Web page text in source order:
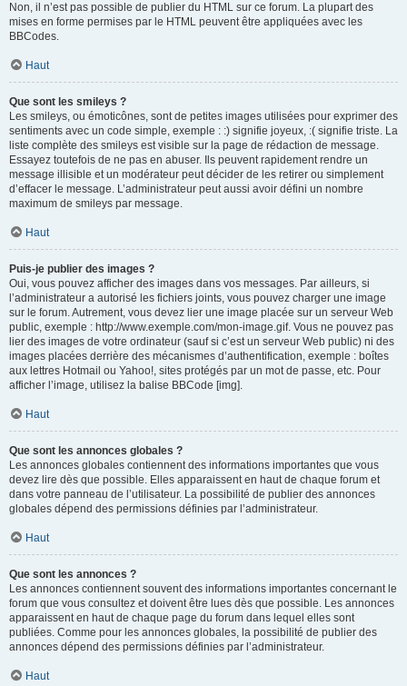
Non, il n’est pas possible de publier du HTML sur ce forum. La plupart des
mises en forme permises par le HTML peuvent être appliquées avec les
BBCodes.
Haut
Que sont les smileys ?
Les smileys, ou émoticônes, sont de petites images utilisées pour exprimer des
sentiments avec un code simple, exemple : :) signifie joyeux, :( signifie triste. La
liste complète des smileys est visible sur la page de rédaction de message.
Essayez toutefois de ne pas en abuser. Ils peuvent rapidement rendre un
message illisible et un modérateur peut décider de les retirer ou simplement
d’effacer le message. L’administrateur peut aussi avoir défini un nombre
maximum de smileys par message.
Haut
Puis-je publier des images ?
Oui, vous pouvez afficher des images dans vos messages. Par ailleurs, si
l’administrateur a autorisé les fichiers joints, vous pouvez charger une image
sur le forum. Autrement, vous devez lier une image placée sur un serveur Web
public, exemple : http://www.exemple.com/mon-image.gif. Vous ne pouvez pas
lier des images de votre ordinateur (sauf si c’est un serveur Web public) ni des
images placées derrière des mécanismes d’authentification, exemple : boîtes
aux lettres Hotmail ou Yahoo!, sites protégés par un mot de passe, etc. Pour
afficher l’image, utilisez la balise BBCode [img].
Haut
Que sont les annonces globales ?
Les annonces globales contiennent des informations importantes que vous
devez lire dès que possible. Elles apparaissent en haut de chaque forum et
dans votre panneau de l’utilisateur. La possibilité de publier des annonces
globales dépend des permissions définies par l’administrateur.
Haut
Que sont les annonces ?
Les annonces contiennent souvent des informations importantes concernant le
forum que vous consultez et doivent être lues dès que possible. Les annonces
apparaissent en haut de chaque page du forum dans lequel elles sont
publiées. Comme pour les annonces globales, la possibilité de publier des
annonces dépend des permissions définies par l’administrateur.
Haut